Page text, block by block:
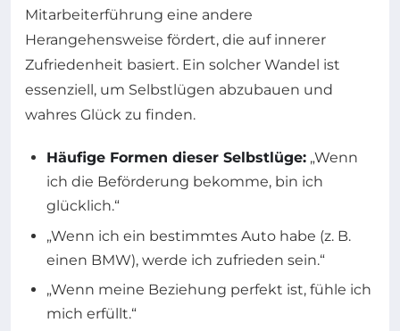
Mitarbeiterführung eine andere
Herangehensweise fördert, die auf innerer
Zufriedenheit basiert. Ein solcher Wandel ist
essenziell, um Selbstlügen abzubauen und
wahres Glück zu finden.
Häufige Formen dieser Selbstlüge: „Wenn
ich die Beförderung bekomme, bin ich
glücklich.“
„Wenn ich ein bestimmtes Auto habe (z. B.
einen BMW), werde ich zufrieden sein.“
„Wenn meine Beziehung perfekt ist, fühle ich
mich erfüllt.“